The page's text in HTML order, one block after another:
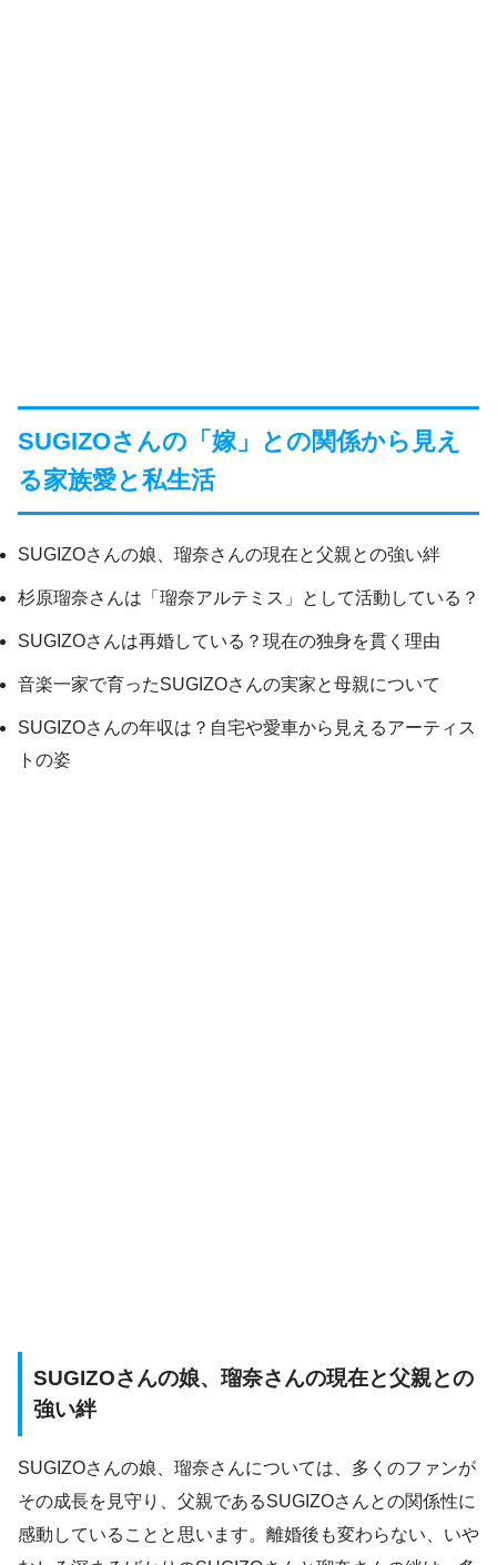
SUGIZOさんの「嫁」との関係から見え
る家族愛と私生活
SUGIZOさんの娘、瑠奈さんの現在と父親との強い絆
杉原瑠奈さんは「瑠奈アルテミス」として活動している？
SUGIZOさんは再婚している？現在の独身を貫く理由
音楽一家で育ったSUGIZOさんの実家と母親について
SUGIZOさんの年収は？自宅や愛車から見えるアーティス
トの姿
SUGIZOさんの娘、瑠奈さんの現在と父親との
強い絆
SUGIZOさんの娘、瑠奈さんについては、多くのファンが
その成長を見守り、父親であるSUGIZOさんとの関係性に
感動していることと思います。離婚後も変わらない、いや